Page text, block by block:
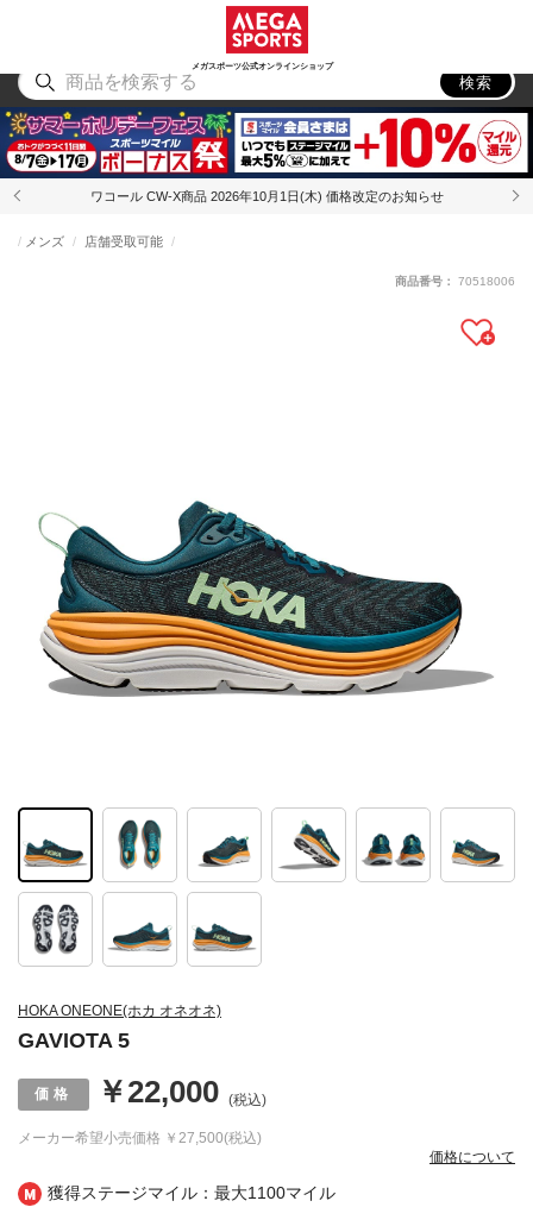
メガスポーツ公式オンラインショップ
アウトドア
検索
ワコール CW-X商品 2026年10月1日(木) 価格改定のお知らせ
獲得ステージマイル：最大1100マイル
HOKA ONEONE(ホカ オネオネ)
GAVIOTA 5
メンズ 店舗受取可能
メーカー希望小売価格 ￥27,500(税込)
￥22,000 (税込)
価格について
商品番号： 70518006